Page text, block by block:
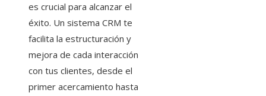
es crucial para alcanzar el
éxito. Un sistema CRM te
facilita la estructuración y
mejora de cada interacción
con tus clientes, desde el
primer acercamiento hasta